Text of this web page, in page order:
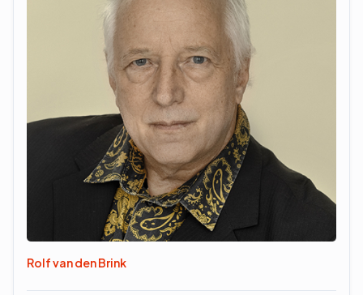
Rolf van den Brink